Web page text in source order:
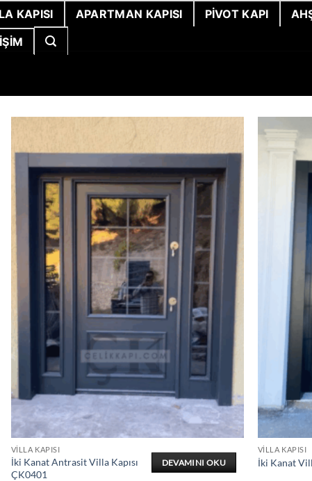
KAPISI APARTMAN KAPISI PIVOT KAPI
VILLA KAPISI
İki Kanat Antrasit Villa Kapısı
ÇK0401
DEVAMINI OKU
VILLA KAPISI
İki Kanat